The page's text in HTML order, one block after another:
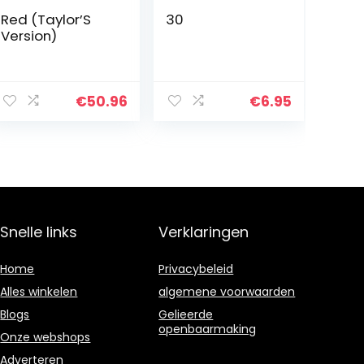
Red (Taylor’S
Version)
€50.96
30
€6.95
Snelle links
Home
Alles winkelen
Blogs
Onze webshops
Adverteren
Verklaringen
Privacybeleid
algemene voorwaarden
Gelieerde
openbaarmaking